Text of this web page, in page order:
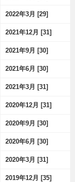
2022年3月 [29]
2021年12月 [31]
2021年9月 [30]
2021年6月 [30]
2021年3月 [31]
2020年12月 [31]
2020年9月 [30]
2020年6月 [30]
2020年3月 [31]
2019年12月 [35]